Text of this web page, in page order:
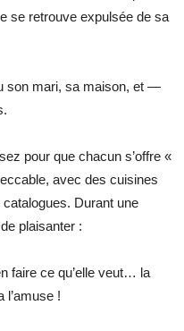
se retrouve expulsée de sa
son mari, sa maison, et —
pour que chacun s’offre «
avec des cuisines
Durant une
plaisanter :
faire ce qu’elle veut… la
l’amuse !